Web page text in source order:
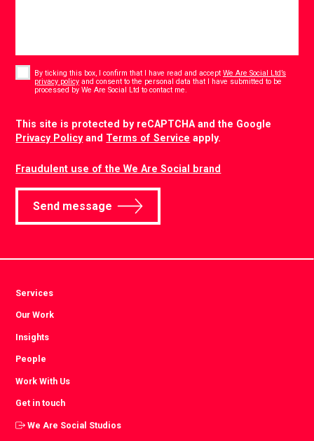
By ticking this box, I confirm that I have read and acceptWe Are Social Ltd’s
privacy policy and consent to the personal data that I have submitted to be
processed by We Are Social Ltd to contact me.
This site is protected by reCAPTCHA and the Google
Privacy Policyand Terms of Service apply.
Fraudulent use of the We Are Social brand
Send message
Services
Our Work
Insights
People
Work With Us
Get in touch
We Are Social Studios